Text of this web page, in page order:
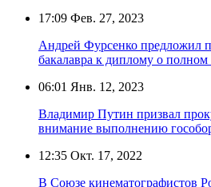
17:09 Фев. 27, 2023
Андрей Фурсенко предложил
бакалавра к диплому о
06:01 Янв. 12, 2023
Владимир Путин призвал
внимание выполнению
12:35 Окт. 17, 2022
В Союзе кинематографистов